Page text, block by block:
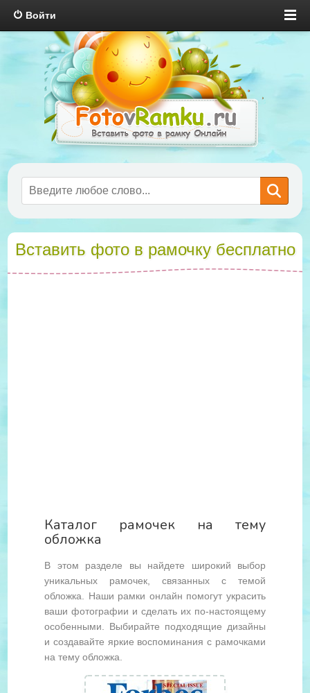
Войти
Вставить фото в рамочку бесплатно
Каталог рамочек на тему
обложка
В этом разделе вы найдете широкий выбор
уникальных рамочек, связанных с темой
обложка. Наши рамки онлайн помогут украсить
ваши фотографии и сделать их по-настоящему
особенными. Выбирайте подходящие дизайны
и создавайте яркие воспоминания с рамочками
на тему обложка.